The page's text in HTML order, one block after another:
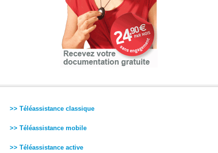
>> Téléassistance classique
>> Téléassistance mobile
>> Téléassistance active